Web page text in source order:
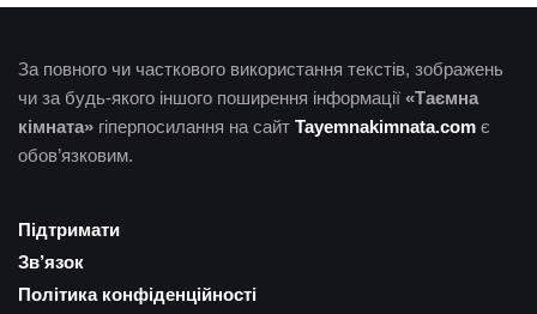
За повного чи часткового використання текстів, зображень
чи за будь-якого іншого поширення інформації «Таємна
кімната» гіперпосилання на сайт Tayemnakimnata.com є
обов’язковим.
Підтримати
Зв’язок
Політика конфіденційності